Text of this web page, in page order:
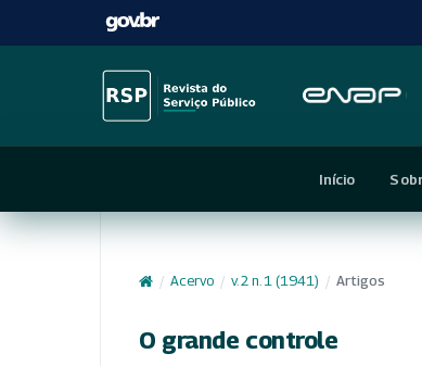
Início
/ Acervo / v. 2 n. 1 (1941) / Artigos
O grande controle